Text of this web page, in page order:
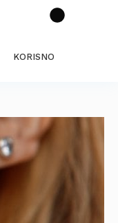
KORISNO